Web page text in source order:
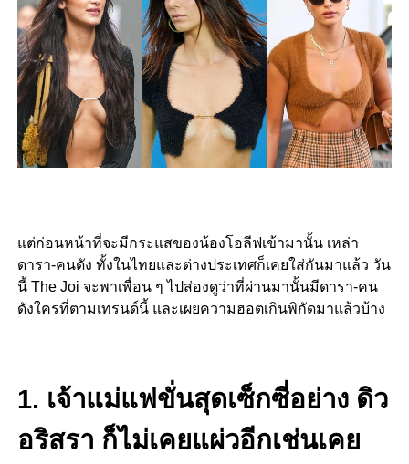
แต่ก่อนหน้าที่จะมีกระแสของน้องโอลีฟเข้ามานั้น เหล่า
ดารา-คนดัง ทั้งในไทยและต่างประเทศก็เคยใส่กันมาแล้ว วัน
นี้ The Joi จะพาเพื่อน ๆ ไปส่องดูว่าที่ผ่านมานั้นมีดารา-คน
ดังใครที่ตามเทรนด์นี้ และเผยความฮอตเกินพิกัดมาแล้วบ้าง
1. เจ้าแม่แฟขั่นสุดเซ็กซี่อย่าง ดิว
อริสรา ก็ไม่เคยแผ่วอีกเช่นเคย